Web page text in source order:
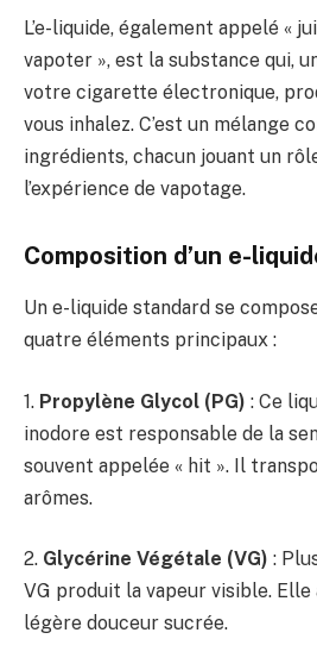
L’e-liquide, également appelé «
vapoter », est la substance qui,
votre cigarette électronique,
vous inhalez. C’est un mélange
ingrédients, chacun jouant un
l’expérience de vapotage.
Composition d’un e-
Un e-liquide standard se
quatre éléments principaux :
1. Propylène Glycol (PG) : Ce
inodore est responsable de la
souvent appelée « hit ». Il
arômes.
2. Glycérine Végétale (VG) :
VG produit la vapeur visible. Elle
légère douceur sucrée.